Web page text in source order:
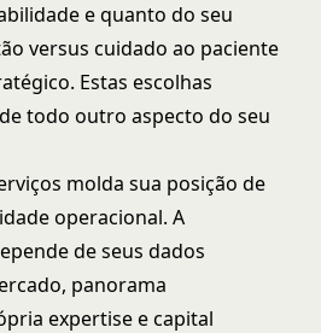
e quanto do seu
versus cuidado ao paciente
Estas escolhas
todo outro aspecto do seu
molda sua posição de
operacional. A
de seus dados
panorama
expertise e capital